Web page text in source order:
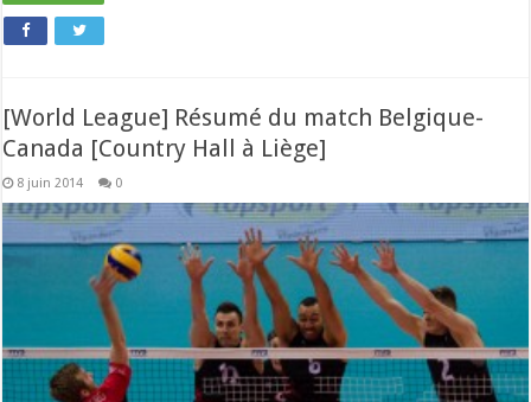
[World League] Résumé du match Belgique-
Canada [Country Hall à Liège]
8 juin 2014 0